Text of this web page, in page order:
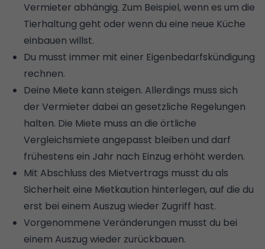
Vermieter abhängig. Zum Beispiel, wenn es um die
Tierhaltung geht oder wenn du eine neue Küche
einbauen willst.
Du musst immer mit einer Eigenbedarfskündigung
rechnen.
Deine Miete kann steigen. Allerdings muss sich
der Vermieter dabei an gesetzliche Regelungen
halten. Die Miete muss an die örtliche
Vergleichsmiete angepasst bleiben und darf
frühestens ein Jahr nach Einzug erhöht werden.
Mit Abschluss des Mietvertrags musst du als
Sicherheit eine Mietkaution hinterlegen, auf die du
erst bei einem Auszug wieder Zugriff hast.
Vorgenommene Veränderungen musst du bei
einem Auszug wieder zurückbauen.